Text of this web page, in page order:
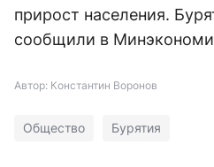
прирост населения.
сообщили в
Автор: Константин Воронов
Общество Бурятия